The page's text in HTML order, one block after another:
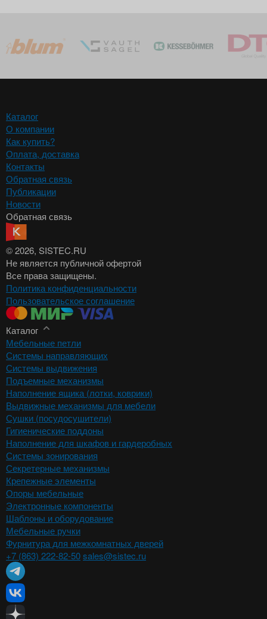
Каталог
О компании
Как купить?
Оплата, доставка
Контакты
Обратная связь
Публикации
Новости
Обратная связь
© 2026, SISTEC.RU
Не является публичной офертой
Все права защищены.
Политика конфиденциальности
Пользовательское соглашение
Каталог
Мебельные петли
Системы направляющих
Системы выдвижения
Подъемные механизмы
Наполнение ящика (лотки, коврики)
Выдвижные механизмы для мебели
Сушки (посудосушители)
Гигиенические поддоны
Наполнение для шкафов и гардеробных
Системы зонирования
Секретерные механизмы
Крепежные элементы
Опоры мебельные
Электронные компоненты
Шаблоны и оборудование
Мебельные ручки
Фурнитура для межкомнатных дверей
+7 (863) 222-82-50sales@sistec.ru